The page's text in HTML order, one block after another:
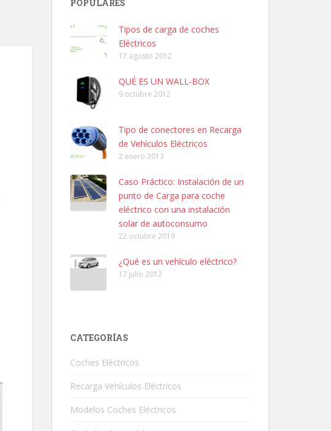
POPULARES
Tipos de carga de coches
Eléctricos
17 agosto 2012
QUÉ ES UN WALL-BOX
9 octubre 2012
Tipo de conectores en Recarga
de Vehículos Eléctricos
2 enero 2013
Caso Práctico: Instalación de un
punto de Carga para coche
eléctrico con una instalación
solar de autoconsumo
22 octubre 2019
¿Qué es un vehículo eléctrico?
17 julio 2012
CATEGORÍAS
Coches Eléctricos
Recarga Vehículos Eléctricos
Modelos Coches Eléctricos